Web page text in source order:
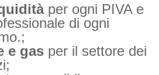
per ogni PIVA e
di ogni
e gas per il settore dei